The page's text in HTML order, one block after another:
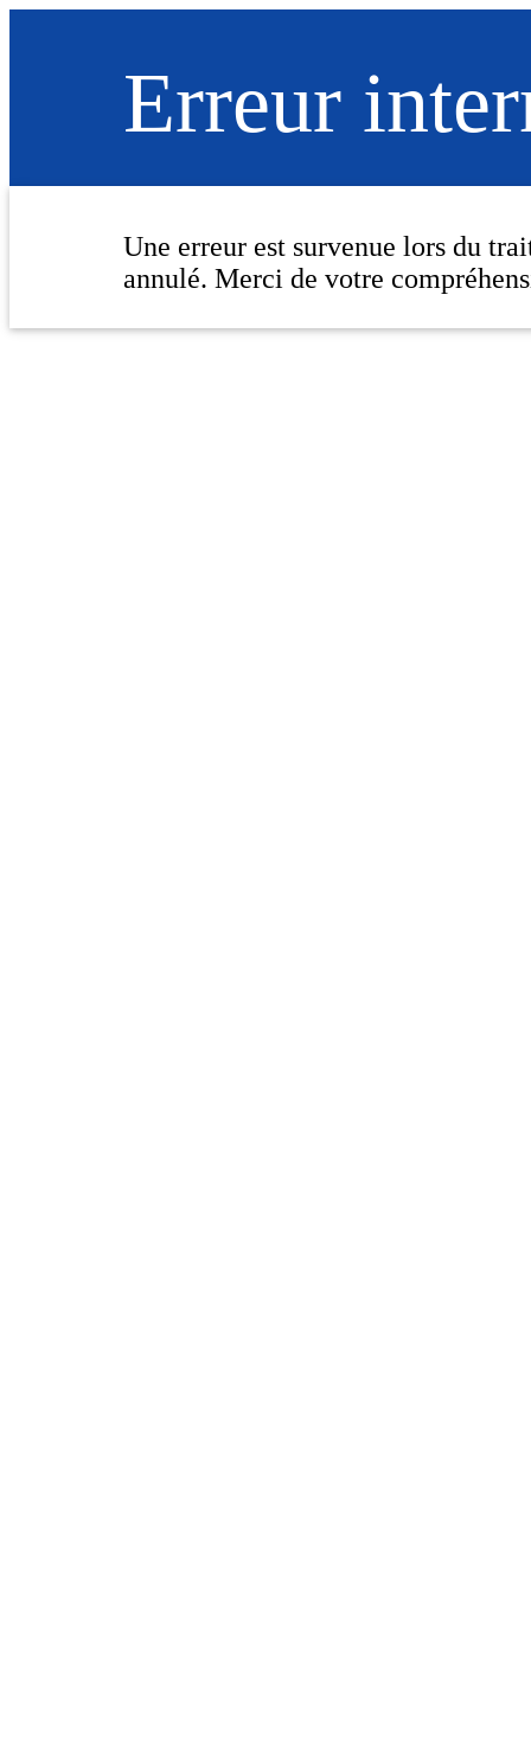
Erreur
Une erreur est survenue lors du
annulé. Merci de votre